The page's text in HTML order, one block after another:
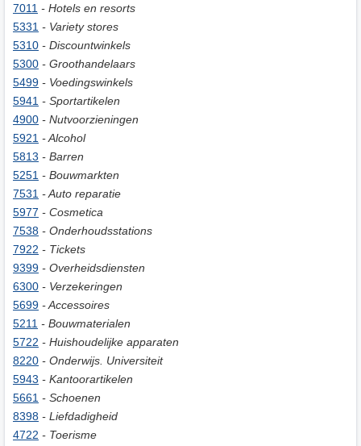
7011 - Hotels en resorts
5331 - Variety stores
5310 - Discountwinkels
5300 - Groothandelaars
5499 - Voedingswinkels
5941 - Sportartikelen
4900 - Nutvoorzieningen
5921 - Alcohol
5813 - Barren
5251 - Bouwmarkten
7531 - Auto reparatie
5977 - Cosmetica
7538 - Onderhoudsstations
7922 - Tickets
9399 - Overheidsdiensten
6300 - Verzekeringen
5699 - Accessoires
5211 - Bouwmaterialen
5722 - Huishoudelijke apparaten
8220 - Onderwijs. Universiteit
5943 - Kantoorartikelen
5661 - Schoenen
8398 - Liefdadigheid
4722 - Toerisme